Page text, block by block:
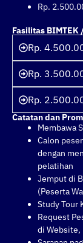
Rp.
Fasilitas BIMTEK
Rp.
Rp.
Rp.
Catatan dan
Membawa
Calon
dengan
pelatihan
Jemput di
(Peserta
Study Tour
Request
di Website,